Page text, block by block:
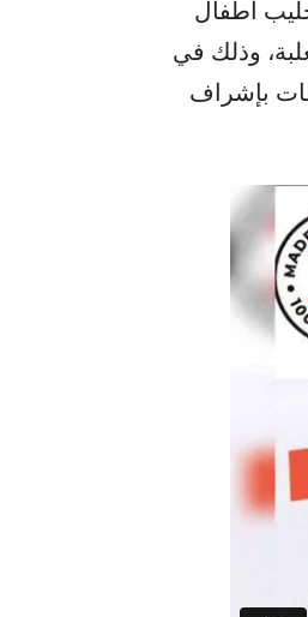
حليب أطفال
وذلك في
بإشراف